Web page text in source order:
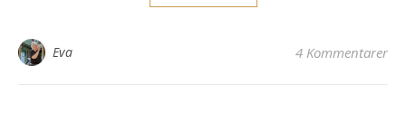
Eva 4 Kommentarer